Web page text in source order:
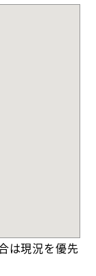
は現況を優先